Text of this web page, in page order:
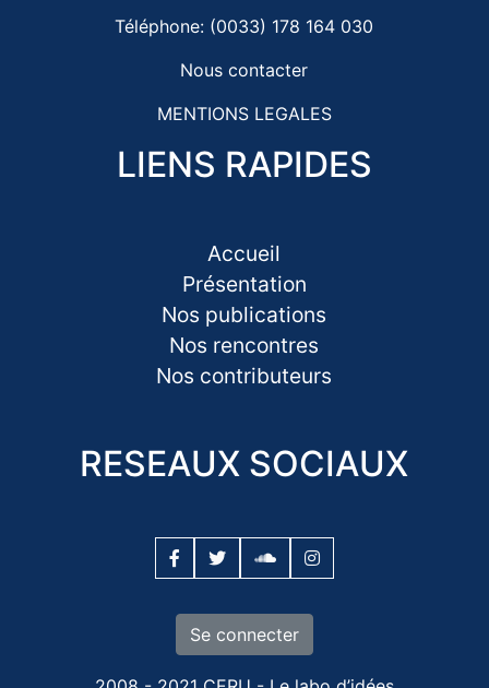
Téléphone: (0033) 178 164 030
Nous contacter
MENTIONS LEGALES
LIENS RAPIDES
Accueil
Présentation
Nos publications
Nos rencontres
Nos contributeurs
RESEAUX SOCIAUX
Se connecter